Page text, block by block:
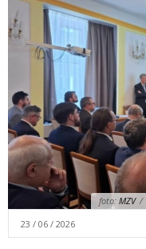
foto: MZV /
23 / 06 / 2026